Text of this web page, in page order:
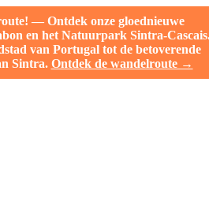
— Ontdek onze gloednieuwe
en het Natuurpark Sintra-
van Portugal tot de betoverende
Sintra. Ontdek de wandelroute →